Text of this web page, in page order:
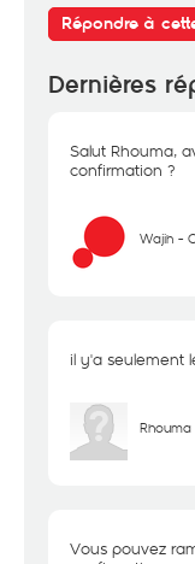
Répondre à
Dernières
Salut Rhouma,
confirmation ?
Wajih -
il y'a seulement
Rhouma
Vous pouvez